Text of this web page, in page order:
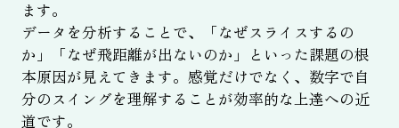
ます。
データを分析することで、「なぜスライスするの
か」「なぜ飛距離が出ないのか」といった課題の根
本原因が見えてきます。感覚だけでなく、数字で自
分のスイングを理解することが効率的な上達への近
道です。